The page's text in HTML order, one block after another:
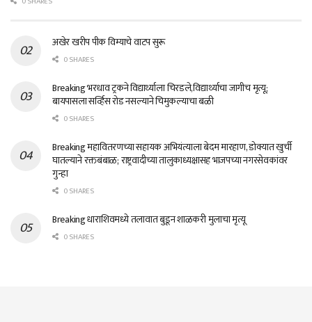
अखेर खरीप पीक विम्याचे वाटप सुरू
0 SHARES
Breaking भरधाव ट्रकने विद्यार्थ्याला चिरडले,विद्यार्थ्याचा जागीच मृत्यू;
बायपासला सर्व्हिस रोड नसल्याने चिमुकल्याचा बळी
0 SHARES
Breaking महावितरणच्या सहायक अभियंत्याला बेदम मारहाण, डोक्यात खुर्ची
घातल्याने रक्तबंबाळ; राष्ट्रवादीच्या तालुकाध्यक्षासह भाजपच्या नगरसेवकांवर
गुन्हा
0 SHARES
Breaking धाराशिवमध्ये तलावात बुडून शाळकरी मुलाचा मृत्यू
0 SHARES